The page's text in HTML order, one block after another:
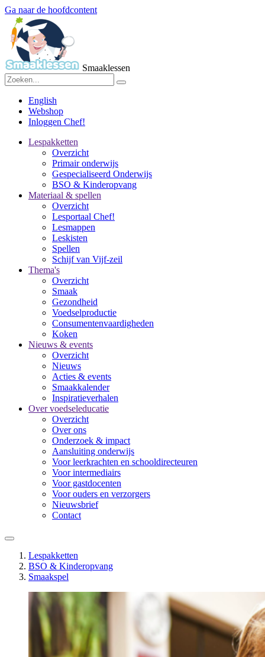
Ga naar de hoofdcontent
Smaaklessen
English
Webshop
Inloggen Chef!
Lespakketten
Overzicht
Primair onderwijs
Gespecialiseerd Onderwijs
BSO & Kinderopvang
Materiaal & spellen
Overzicht
Lesportaal Chef!
Lesmappen
Leskisten
Spellen
Schijf van Vijf-zeil
Thema's
Overzicht
Smaak
Gezondheid
Voedselproductie
Consumentenvaardigheden
Koken
Nieuws & events
Overzicht
Nieuws
Acties & events
Smaakkalender
Inspiratieverhalen
Over voedseleducatie
Overzicht
Over ons
Onderzoek & impact
Aansluiting onderwijs
Voor leerkrachten en schooldirecteuren
Voor intermediairs
Voor gastdocenten
Voor ouders en verzorgers
Nieuwsbrief
Contact
Lespakketten
BSO & Kinderopvang
Smaakspel